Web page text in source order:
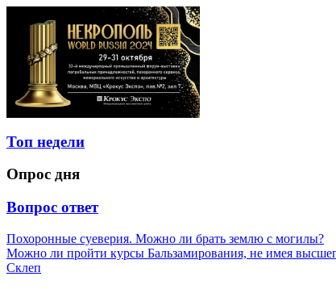
Топ недели
Опрос дня
Вопрос ответ
Похоронные суеверия. Можно ли брать землю с могилы?
Можно ли пройти курсы Бальзамирования, не имея
Склеп